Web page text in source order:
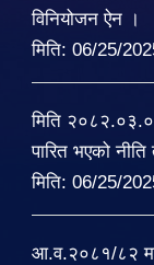
विनियोजन ऐन ।
मिति: 06/25/
मिति
पारित भएको
मिति: 06/25/
आ.व.२०८१/८२ मा